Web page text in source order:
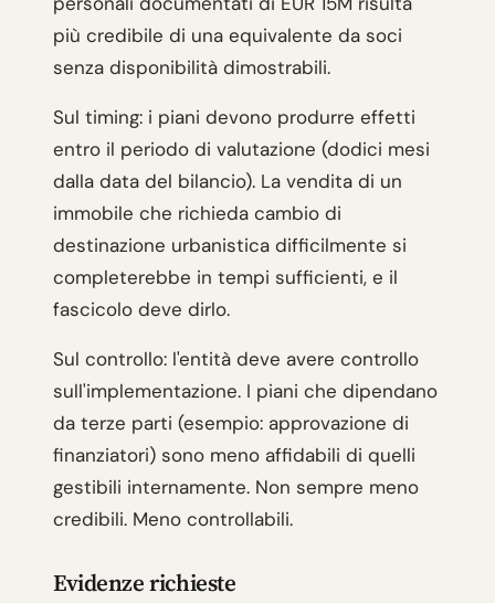
più credibile di una equivalente da soci
senza disponibilità dimostrabili.
Sul timing: i piani devono produrre effetti
entro il periodo di valutazione (dodici mesi
dalla data del bilancio). La vendita di un
immobile che richieda cambio di
destinazione urbanistica difficilmente si
completerebbe in tempi sufficienti, e il
fascicolo deve dirlo.
Sul controllo: l'entità deve avere controllo
sull'implementazione. I piani che dipendano
da terze parti (esempio: approvazione di
finanziatori) sono meno affidabili di quelli
gestibili internamente. Non sempre meno
credibili. Meno controllabili.
Evidenze richieste